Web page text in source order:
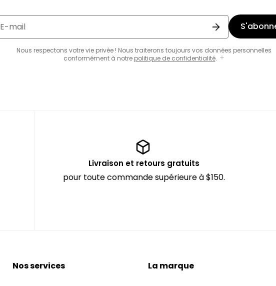
E-mail
Nous respectons votre vie privée ! Nous traiterons toujours vos données personnelles
conformément à notre politique de confidentialité.
Livraison et retours gratuits
pour toute commande supérieure à $150.
Nos services La marque